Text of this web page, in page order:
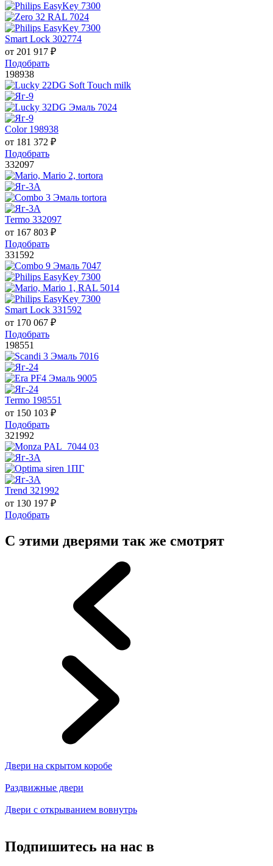
Smart Lock 302774
от 201 917 ₽
Подобрать
198938
Color 198938
от 181 372 ₽
Подобрать
332097
Termo 332097
от 167 803 ₽
Подобрать
331592
Smart Lock 331592
от 170 067 ₽
Подобрать
198551
Termo 198551
от 150 103 ₽
Подобрать
321992
Trend 321992
от 130 197 ₽
Подобрать
С этими дверями так же смотрят
Двери на скрытом коробе
Раздвижные двери
Двери с открыванием вовнутрь
Подпишитесь на нас в